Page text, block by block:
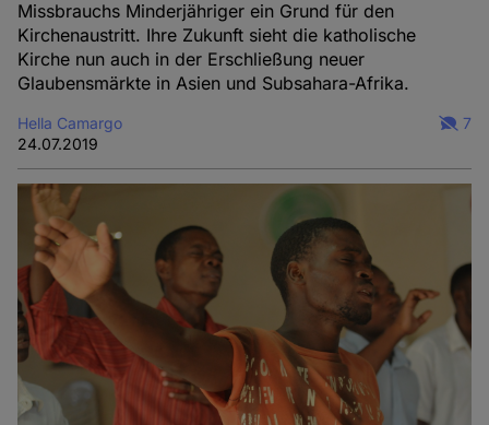
Missbrauchs Minderjähriger ein Grund für den
Kirchenaustritt. Ihre Zukunft sieht die katholische
Kirche nun auch in der Erschließung neuer
Glaubensmärkte in Asien und Subsahara-Afrika.
Hella Camargo
24.07.2019
7